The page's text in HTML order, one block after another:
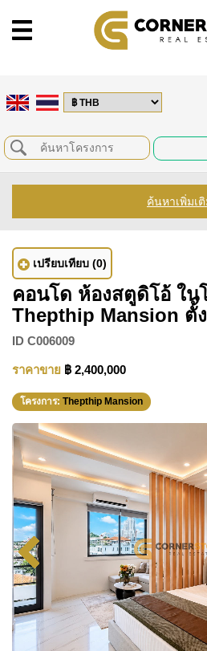
ค้นหาเพิ่มเ
เปรียบเทียบ (0)
คอนโด ห้องสตูดิโอ้ ใน
Thepthip Mansion ตั้
ID C006009
ราคาขาย ฿ 2,400,000
โครงการ: Thepthip Mansion